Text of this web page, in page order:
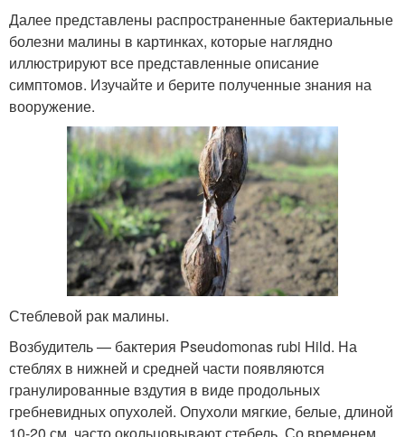
Далее представлены распространенные бактериальные
болезни малины в картинках, которые наглядно
иллюстрируют все представленные описание
симптомов. Изучайте и берите полученные знания на
вооружение.
Стеблевой рак малины.
Возбудитель — бактерия Pseudomonas rubi Hild. На
стеблях в нижней и средней части появляются
гранулированные вздутия в виде продольных
гребневидных опухолей. Опухоли мягкие, белые, длиной